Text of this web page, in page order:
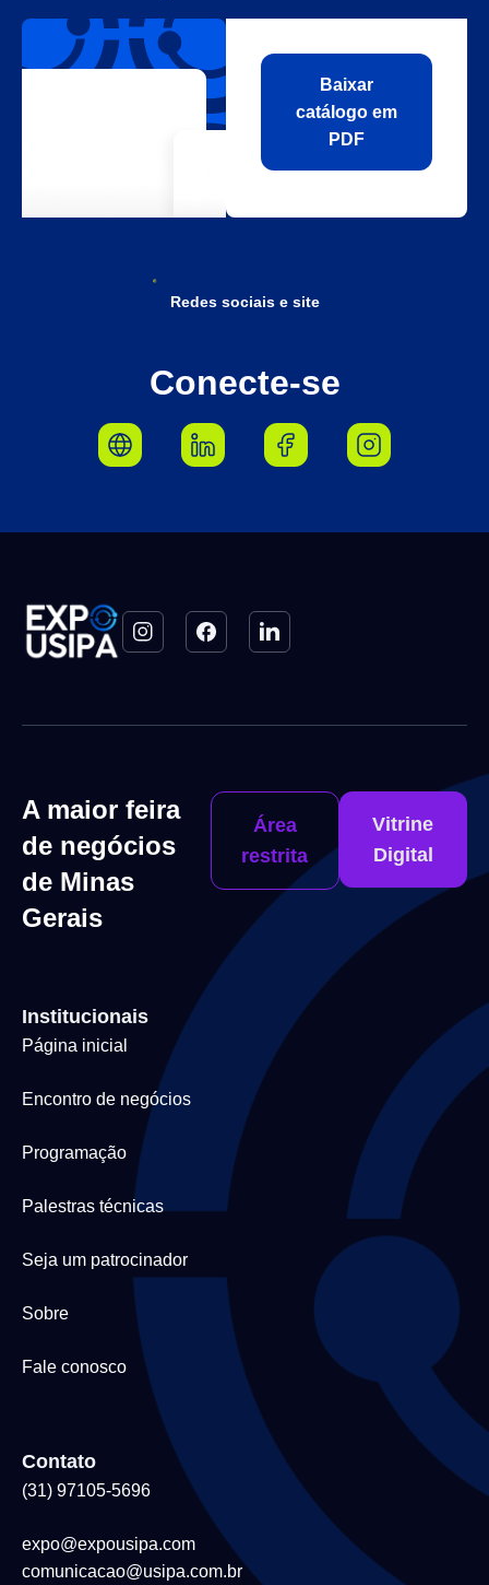
Baixar
catálogo em
PDF
Redes sociais e site
Conecte-se
A maior feira
de negócios
de Minas
Gerais
Área
restrita
Vitrine
Digital
Institucionais
Página inicial
Encontro de negócios
Programação
Palestras técnicas
Seja um patrocinador
Sobre
Fale conosco
Contato
(31) 97105-5696
expo@expousipa.com
comunicacao@usipa.com.br